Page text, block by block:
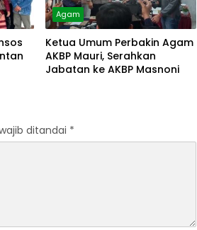
Agam
Ketua Umum Perbakin Agam
AKBP Mauri, Serahkan
Jabatan ke AKBP Masnoni
ditandai *